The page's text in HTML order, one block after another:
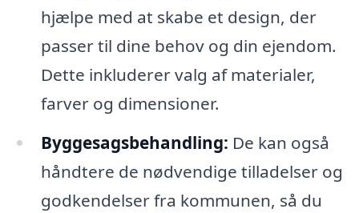
hjælpe med at skabe et design, der
passer til dine behov og din ejendom.
Dette inkluderer valg af materialer,
farver og dimensioner.
Byggesagsbehandling: De kan også
håndtere de nødvendige tilladelser og
godkendelser fra kommunen, så du